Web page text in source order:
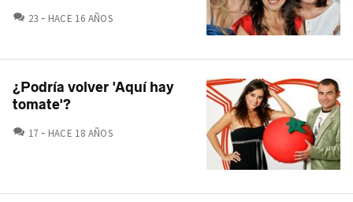
23 COMENTARIOS
HACE 16 AÑOS
¿Podría volver 'Aquí hay
tomate'?
17 COMENTARIOS
HACE 18 AÑOS